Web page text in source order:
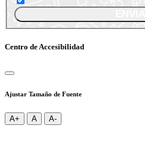
Centro de Accesibilidad
Ajustar Tamaño de Fuente
A+ A A-